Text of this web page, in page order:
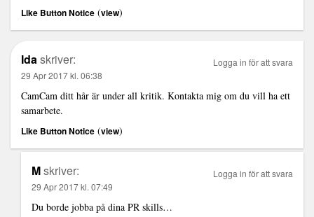
Like Button Notice (view)
Idaskriver:
29 Apr 2017 kl. 06:38
CamCam ditt hår är under all kritik. Kontakta mig om du vill ha ett
samarbete.
Like Button Notice (view)
Logga in för att svara
Mskriver:
29 Apr 2017 kl. 07:49
Du borde jobba på dina PR skills…
Logga in för att svara